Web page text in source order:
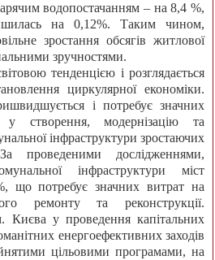
водопостачанням – на 8,4 %,
на 0,12%. Таким чином,
зростання обсягів житлової
зручностями.
тенденцією і розглядається
циркулярної економіки.
і потребує значних
у створення, модернізацію та
інфраструктури зростаючих
проведеними дослідженнями,
інфраструктури міст
що потребує значних витрат на
ремонту та реконструкції.
Києва у проведення капітальних
енергоефективних заходів
цільовими програмами, на